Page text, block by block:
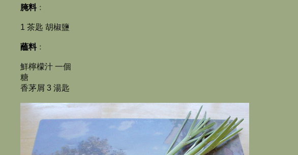
腌料﹕
1 茶匙 胡椒鹽
蘸料﹕
鮮檸檬汁 一個
糖
香茅屑 3 湯匙